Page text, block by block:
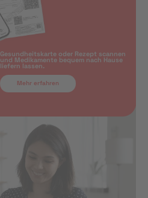
Gesundheitskarte oder Rezept scannen
und Medikamente bequem nach Hause
liefern lassen.
Mehr erfahren